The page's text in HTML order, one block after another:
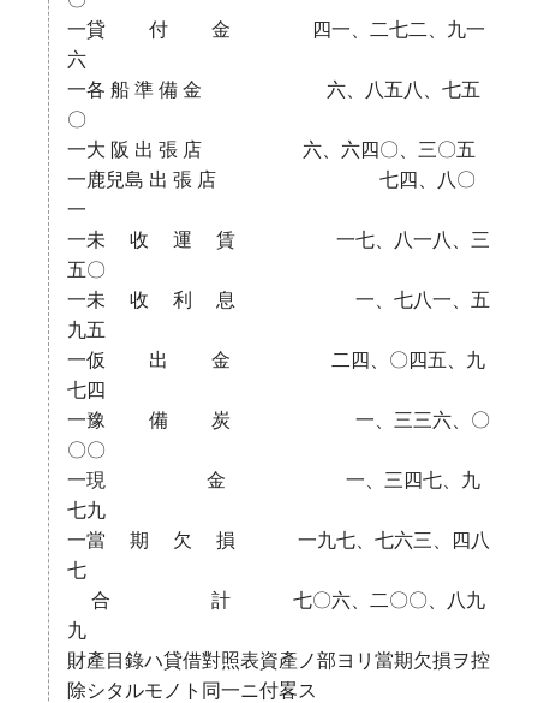
一貸 付 金 四一、二七二、九一
六
一各 船 準 備 金 六、八五八、七五
〇
一大 阪 出 張 店 六、六四〇、三〇五
一鹿兒島 出 張 店 七四、八〇
一
一未 收 運 賃 一七、八一八、三
五〇
一未 收 利 息 一、七八一、五
九五
一仮 出 金 二四、〇四五、九
七四
一豫 備 炭 一、三三六、〇
〇〇
一現 金 一、三四七、九
七九
一當 期 欠 損 一九七、七六三、四八
七
合 計 七〇六、二〇〇、八九
九
財產目錄ハ貸借對照表資產ノ部ヨリ當期欠損ヲ控
除シタルモノト同一ニ付畧ス